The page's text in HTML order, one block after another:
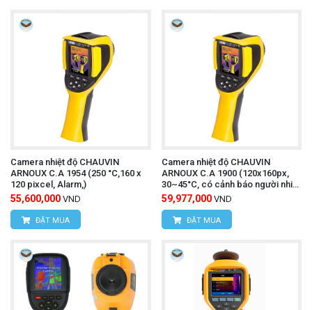
Camera nhiệt độ CHAUVIN
ARNOUX C.A 1954 (250 °C,160 x
120 pixcel, Alarm,)
55,600,000 VND
ĐẶT MUA
Camera nhiệt độ CHAUVIN
ARNOUX C.A 1900 (120x160px,
30~45°C, có cảnh báo người nhiệt
độ cao)
59,977,000 VND
ĐẶT MUA